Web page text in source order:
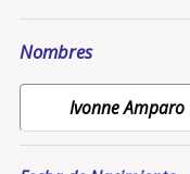
Nombres